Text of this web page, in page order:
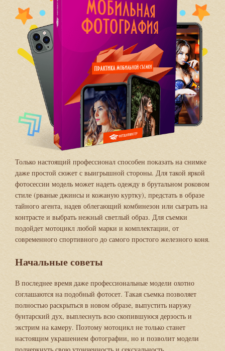
Только настоящий профессионал способен показать на снимке
даже простой сюжет с выигрышной стороны. Для такой яркой
фотосессии модель может надеть одежду в брутальном роковом
стиле (рваные джинсы и кожаную куртку), предстать в образе
тайного агента, надев облегающий комбинезон или сыграть на
контрасте и выбрать нежный светлый образ. Для съемки
подойдет мотоцикл любой марки и комплектации, от
современного спортивного до самого простого железного коня.
Начальные советы
В последнее время даже профессиональные модели охотно
соглашаются на подобный фотосет. Такая съемка позволяет
полностью раскрыться в новом образе, выпустить наружу
бунтарский дух, выплеснуть всю скопившуюся дерзость и
экстрим на камеру. Поэтому мотоцикл не только станет
настоящим украшением фотографии, но и позволит модели
подчеркнуть свою утонченность и сексуальность.